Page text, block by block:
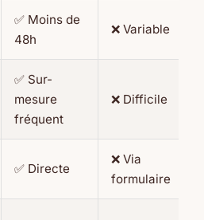
✅ Moins de
48h
❌ Variable
✅ Sur-
mesure
fréquent
❌ Difficile
✅ Directe
❌ Via
formulaire